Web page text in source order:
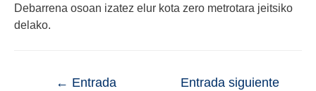
Debarrena osoan izatez elur kota zero metrotara jeitsiko
delako.
← Entrada
Entrada siguiente